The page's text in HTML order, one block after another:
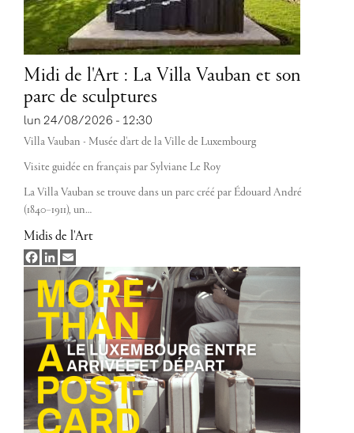
Midi de l'Art : La Villa Vauban et son
parc de sculptures
lun 24/08/2026 - 12:30
Villa Vauban - Musée d'art de la Ville de Luxembourg
Visite guidée en français par Sylviane Le Roy
La Villa Vauban se trouve dans un parc créé par Édouard André
(1840–1911), un…
Midis de l'Art
FacebookLinkedIn